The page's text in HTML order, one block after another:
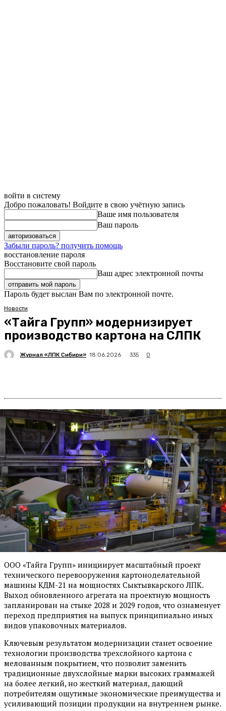
войти в систему
Добро пожаловать! Войдите в свою учётную запись
Ваше имя пользователя
Ваш пароль
Забыли пароль? получить помощь
восстановление пароля
Восстановите свой пароль
Ваш адрес электронной почты
Пароль будет выслан Вам по электронной почте.
Новости
«Тайга Групп» модернизирует
производство картона на СЛПК
Журнал «ЛПК Сибири» 18.06.2026 335 0
ООО «Тайга Групп» инициирует масштабный проект
технического перевооружения картоноделательной
машины КДМ-21 на мощностях Сыктывкарского ЛПК.
Выход обновленного агрегата на проектную мощность
запланирован на стыке 2028 и 2029 годов, что ознаменует
переход предприятия на выпуск принципиально иных
видов упаковочных материалов.
Ключевым результатом модернизации станет освоение
технологии производства трехслойного картона с
мелованным покрытием, что позволит заменить
традиционные двухслойные марки высоких граммажей
на более легкий, но жесткий материал, дающий
потребителям ощутимые экономические преимущества и
усиливающий позиции продукции на внутреннем рынке.